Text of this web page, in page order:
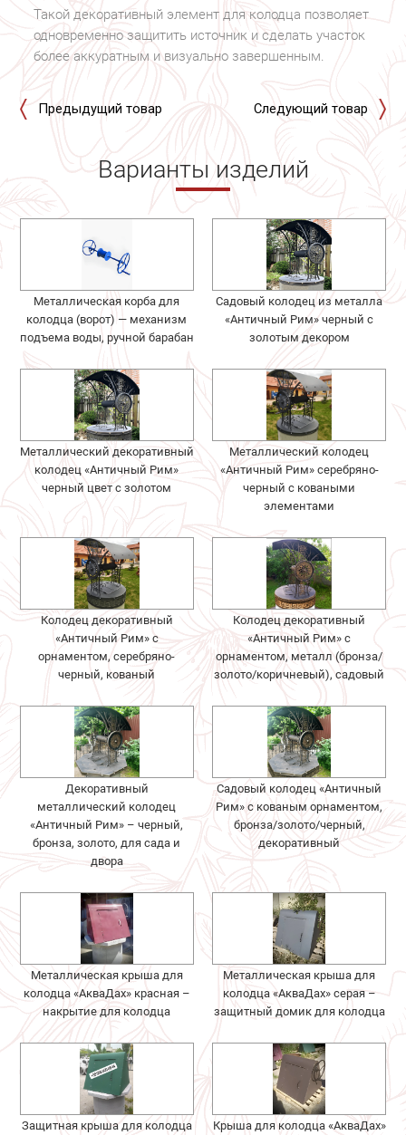
Такой декоративный элемент для колодца позволяет
одновременно защитить источник и сделать участок
более аккуратным и визуально завершенным.
Предыдущий товар Следующий товар
Варианты изделий
Металлическая корба для
колодца (ворот) — механизм
подъема воды, ручной барабан
Садовый колодец из металла
«Античный Рим» черный с
золотым декором
Металлический декоративный
колодец «Античный Рим»
черный цвет с золотом
Металлический колодец
«Античный Рим» серебряно-
черный с коваными
элементами
Колодец декоративный
«Античный Рим» с
орнаментом, серебряно-
черный, кованый
Колодец декоративный
«Античный Рим» с
орнаментом, металл (бронза/
золото/коричневый), садовый
Декоративный
металлический колодец
«Античный Рим» – черный,
бронза, золото, для сада и
двора
Садовый колодец «Античный
Рим» с кованым орнаментом,
бронза/золото/черный,
декоративный
Металлическая крыша для
колодца «АкваДах» красная –
накрытие для колодца
Металлическая крыша для
колодца «АкваДах» серая –
защитный домик для колодца
Защитная крыша для колодца
Крыша для колодца «АкваДах»